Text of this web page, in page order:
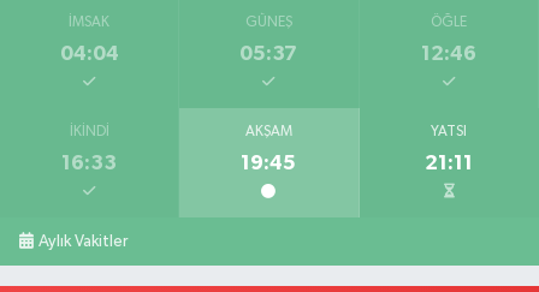
İMSAK
04:04
GÜNEŞ
05:37
ÖĞLE
12:46
İKINDI
16:33
AKŞAM
19:45
YATSI
21:11
Aylık Vakitler